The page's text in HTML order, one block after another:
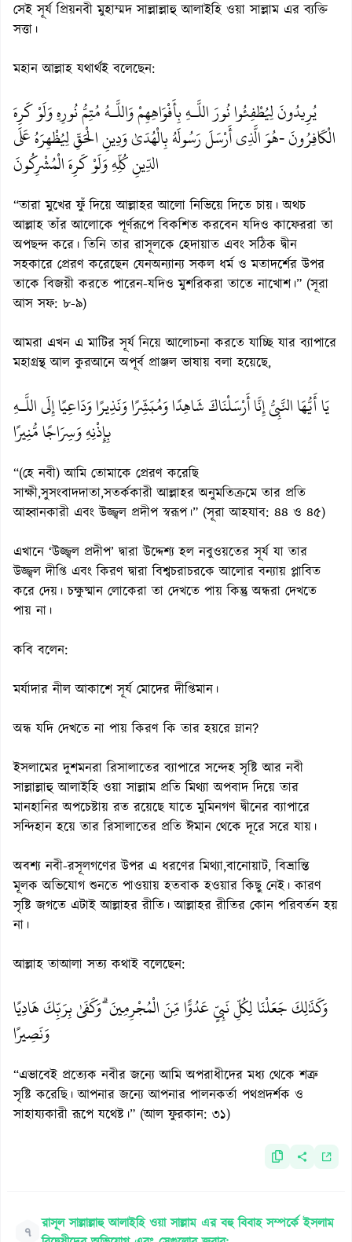
সেই সূর্য প্রিয়নবী মুহাম্মদ সাল্লাল্লাহু আলাইহি ওয়া সাল্লাম এর ব্যক্তি
সত্তা।
মহান আল্লাহ যথার্থই বলেছেন:
يُرِيدُونَ لِيُطْفِئُوا نُورَ اللَّـهِ بِأَفْوَاهِهِمْ وَاللَّـهُ مُتِمُّ نُورِهِ وَلَوْ كَرِهَ
الْكَافِرُونَ -هُوَ الَّذِي أَرْسَلَ رَسُولَهُ بِالْهُدَىٰ وَدِينِ الْحَقِّ لِيُظْهِرَهُ عَلَى
الدِّينِ كُلِّهِ وَلَوْ كَرِهَ الْمُشْرِكُونَ
“তারা মুখের ফুঁ দিয়ে আল্লাহর আলো নিভিয়ে দিতে চায়। অথচ
আল্লাহ তাঁর আলোকে পূর্ণরূপে বিকশিত করবেন যদিও কাফেররা তা
অপছন্দ করে। তিনি তার রাসূলকে হেদায়াত এবং সঠিক দ্বীন
সহকারে প্রেরণ করেছেন যেনঅন্যান্য সকল ধর্ম ও মতাদর্শের উপর
তাকে বিজয়ী করতে পারেন-যদিও মুশরিকরা তাতে নাখোশ।” (সূরা
আস সফ: ৮-৯)
আমরা এখন এ মাটির সূর্য নিয়ে আলোচনা করতে যাচ্ছি যার ব্যাপারে
মহাগ্রন্থ আল কুরআনে অপূর্ব প্রাঞ্জল ভাষায় বলা হয়েছে,
يَا أَيُّهَا النَّبِيُّ إِنَّا أَرْسَلْنَاكَ شَاهِدًا وَمُبَشِّرًا وَنَذِيرًا وَدَاعِيًا إِلَى اللَّـهِ
بِإِذْنِهِ وَسِرَاجًا مُّنِيرًا
“(হে নবী) আমি তোমাকে প্রেরণ করেছি
সাক্ষী,সুসংবাদদাতা,সতর্ককারী আল্লাহর অনুমতিক্রমে তার প্রতি
আহ্বানকারী এবং উজ্জ্বল প্রদীপ স্বরূপ।” (সূরা আহযাব: ৪৪ ও ৪৫)
এখানে ‘উজ্জ্বল প্রদীপ’ দ্বারা উদ্দেশ্য হল নবুওয়তের সূর্য যা তার
উজ্জ্বল দীপ্তি এবং কিরণ দ্বারা বিশ্বচরাচরকে আলোর বন্যায় প্লাবিত
করে দেয়। চক্ষুষ্মান লোকেরা তা দেখতে পায় কিন্তু অন্ধরা দেখতে
পায় না।
কবি বলেন:
মর্যাদার নীল আকাশে সূর্য মোদের দীপ্তিমান।
অন্ধ যদি দেখতে না পায় কিরণ কি তার হয়রে ম্লান?
ইসলামের দুশমনরা রিসালাতের ব্যাপারে সন্দেহ সৃষ্টি আর নবী
সাল্লাল্লাহু আলাইহি ওয়া সাল্লাম প্রতি মিথ্যা অপবাদ দিয়ে তার
মানহানির অপচেষ্টায় রত রয়েছে যাতে মুমিনগণ দ্বীনের ব্যাপারে
সন্দিহান হয়ে তার রিসালাতের প্রতি ঈমান থেকে দূরে সরে যায়।
অবশ্য নবী-রসূলগণের উপর এ ধরণের মিথ্যা,বানোয়াট, বিভ্রান্তি
মূলক অভিযোগ শুনতে পাওয়ায় হতবাক হওয়ার কিছু নেই। কারণ
সৃষ্টি জগতে এটাই আল্লাহর রীতি। আল্লাহর রীতির কোন পরিবর্তন হয়
না।
আল্লাহ তাআলা সত্য কথাই বলেছেন:
وَكَذَٰلِكَ جَعَلْنَا لِكُلِّ نَبِيٍّ عَدُوًّا مِّنَ الْمُجْرِمِينَ ۗ وَكَفَىٰ بِرَبِّكَ هَادِيًا
وَنَصِيرًا
“এভাবেই প্রত্যেক নবীর জন্যে আমি অপরাধীদের মধ্য থেকে শত্রু
সৃষ্টি করেছি। আপনার জন্যে আপনার পালনকর্তা পথপ্রদর্শক ও
সাহায্যকারী রূপে যথেষ্ট।” (আল ফুরকান: ৩১)
৭
রাসূল সাল্লাল্লাহু আলাইহি ওয়া সাল্লাম এর বহু বিবাহ সম্পর্কে ইসলাম